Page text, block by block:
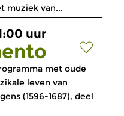
muziek van...
uur
met oude
leven van
(1596-1687), deel